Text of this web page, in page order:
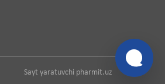
Sayt yaratuvchi pharmit.uz